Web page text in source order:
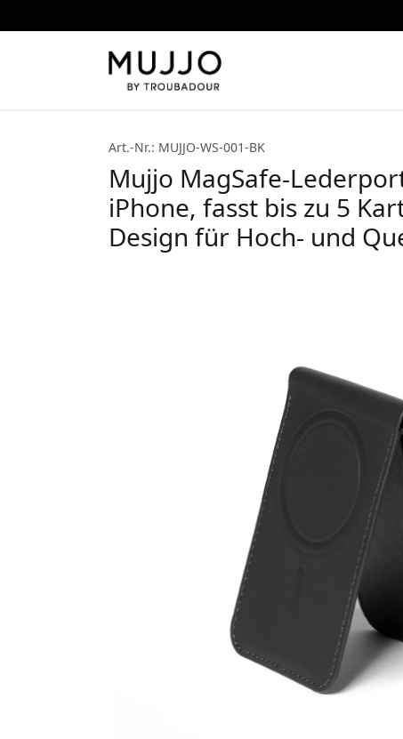
Art.-Nr.: MUJJO-WS-001-BK
Mujjo MagSafe-
iPhone, fasst bis zu 5
Design für Hoch- und